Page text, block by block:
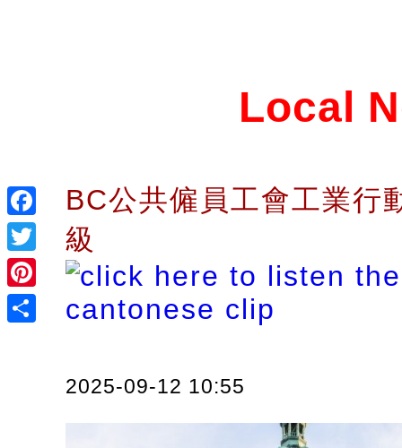
Facebook
Twitter
Pinterest
Local
BC公共僱員工會工業行
級
2025-09-12 10:55